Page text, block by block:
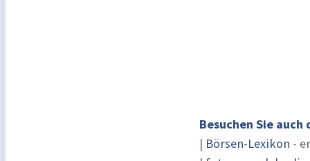
Besuchen Sie
| Börsen-Lexikon -